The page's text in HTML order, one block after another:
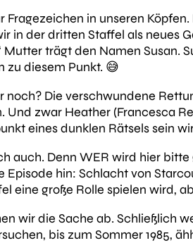
Fragezeichen in unseren
in der dritten Staffel als neues
Mutter trägt den Namen Susan.
zu diesem Punkt. 😅
noch? Die verschwundene
Und zwar Heather (Francesca
eines dunklen Rätsels sein
auch. Denn WER wird hier
Episode hin: Schlacht von
eine große Rolle spielen wird,
wir die Sache ab. Schließlich
bis zum Sommer 1985,